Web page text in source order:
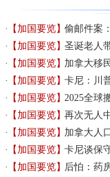
【加国要览】偷邮件案
【加国要览】圣诞老人
【加国要览】加拿大移
【加国要览】卡尼：川
【加国要览】2025全球
【加国要览】再次无人
【加国要览】加拿大人
【加国要览】卡尼谈保
【加国要览】后怕：药